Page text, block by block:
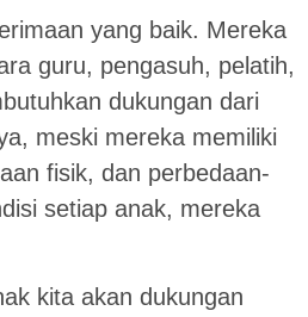
yang baik. Mereka
guru, pengasuh, pelatih,
dukungan dari
meski mereka memiliki
fisik, dan perbedaan-
setiap anak, mereka
kita akan dukungan